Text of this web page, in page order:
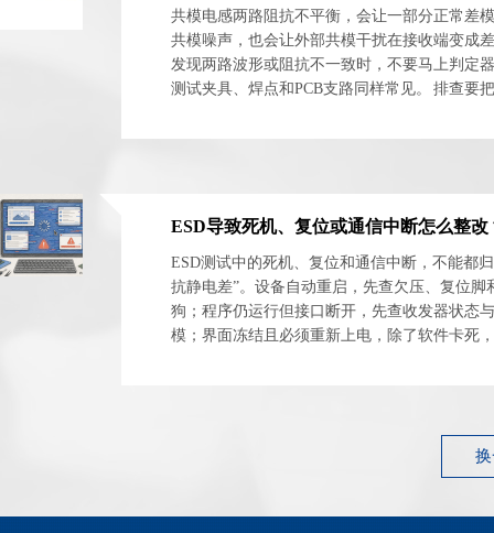
共模电感两路阻抗不平衡，会让一部分正常差
共模噪声，也会让外部共模干扰在接收端变成
发现两路波形或阻抗不一致时，不要马上判定
测试夹具、焊点和PCB支路同样常见。 排查要
ESD测试中的死机、复位和通信中断，不能都
抗静电差”。设备自动重启，先查欠压、复位脚
狗；程序仍运行但接口断开，先查收发器状态
模；界面冻结且必须重新上电，除了软件卡死